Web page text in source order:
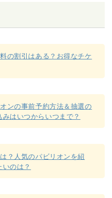
の割引はある？お得なチケ
ンの事前予約方法＆抽選の
はいつからいつまで？
？人気のパビリオンを紹
のは？